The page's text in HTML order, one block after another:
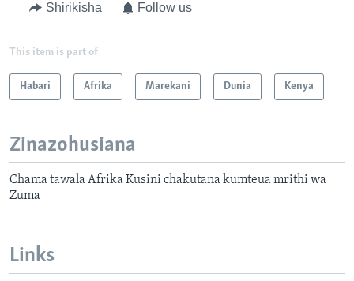
Shirikisha Follow us
This item is part of
Habari Afrika Marekani Dunia Kenya
Zinazohusiana
Chama tawala Afrika Kusini chakutana kumteua mrithi wa
Zuma
Links